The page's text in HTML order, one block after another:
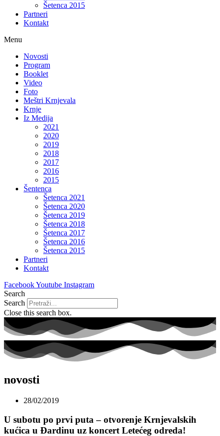
Šetenca 2015
Partneri
Kontakt
Menu
Novosti
Program
Booklet
Video
Foto
Meštri Krnjevala
Krnje
Iz Medija
2021
2020
2019
2018
2017
2016
2015
Šentenca
Šetenca 2021
Šetenca 2020
Šetenca 2019
Šetenca 2018
Šetenca 2017
Šetenca 2016
Šetenca 2015
Partneri
Kontakt
FacebookYoutube Instagram
Search
Search
Close this search box.
novosti
28/02/2019
U subotu po prvi puta – otvorenje Krnjevalskih
kućica u Đardinu uz koncert Letećeg odreda!